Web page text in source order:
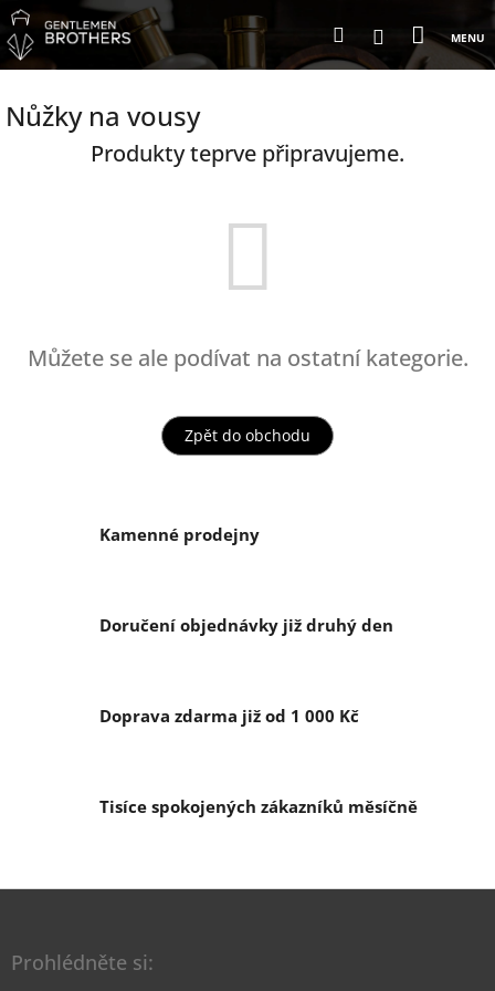
Přejít
na
obsah
HledatPřihlášení
košík
Nůžky na vousy
Produkty teprve připravujeme.
Můžete se ale podívat na ostatní kategorie.
Zpět do obchodu
Kamenné prodejny
Doručení objednávky již druhý den
Doprava zdarma již od 1 000 Kč
Tisíce spokojených zákazníků měsíčně
Prohlédněte si: